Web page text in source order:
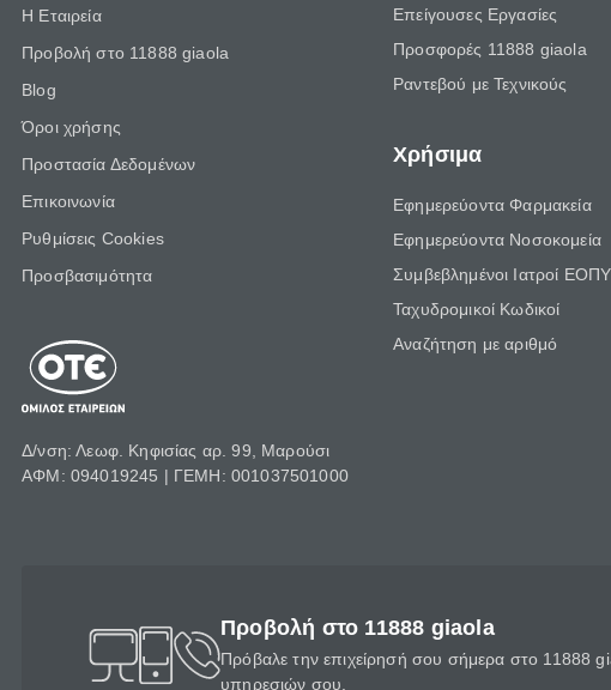
Η Εταιρεία
Προβολή στο 11888 giaola
Blog
Όροι χρήσης
Προστασία Δεδομένων
Επικοινωνία
Ρυθμίσεις Cookies
Προσβασιμότητα
Δ/νση: Λεωφ. Κηφισίας αρ. 99, Μαρούσι
ΑΦΜ: 094019245 | ΓΕΜΗ: 001037501000
Επείγουσες Εργασίες
Προσφορές 11888 giaola
Ραντεβού με Τεχνικούς
Χρήσιμα
Εφημερεύοντα Φαρμακεία
Εφημερεύοντα Νοσοκομεία
Συμβεβλημένοι Ιατροί
Ταχυδρομικοί Κωδικοί
Αναζήτηση με αριθμό
Προβολή στο 11888 giaola
Πρόβαλε την επιχείρησή σου σήμερα στο 11888
υπηρεσιών σου.